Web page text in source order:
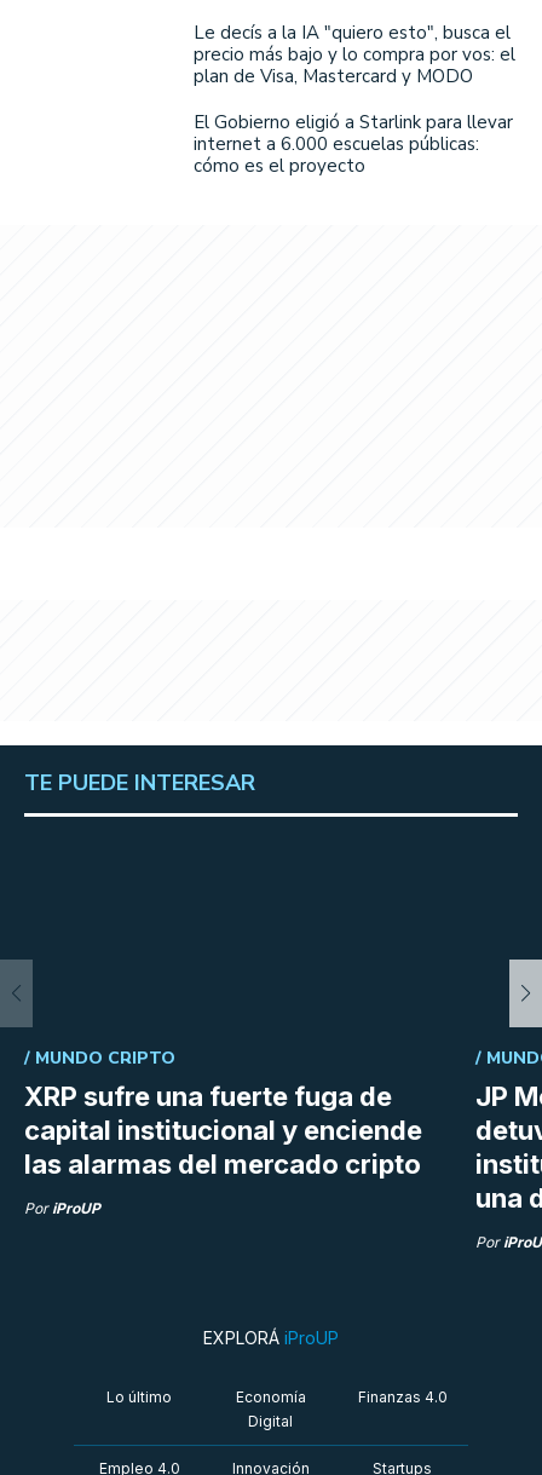
Le decís a la IA "quiero esto", busca el
precio más bajo y lo compra por vos: el
plan de Visa, Mastercard y MODO
El Gobierno eligió a Starlink para llevar
internet a 6.000 escuelas públicas:
cómo es el proyecto
TE PUEDE INTERESAR
XRP sufre una fuerte fuga de
capital institucional y enciende
las alarmas del mercado cripto
/ MUNDO CRIPTO
Por iProUP
JP
una
/
Por
EXPLORÁ iProUP
Lo último
Economía
Digital
Finanzas 4.0
Empleo 4.0 Innovación Startups